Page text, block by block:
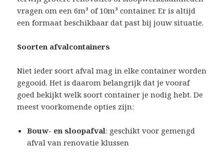
vragen om een 6m³ of 10m³ container. Er is altijd
een formaat beschikbaar dat past bij jouw situatie.
Soorten afvalcontainers
Niet ieder soort afval mag in elke container worden
gegooid. Het is daarom belangrijk dat je vooraf
goed bekijkt welk soort container je nodig hebt. De
meest voorkomende opties zijn:
Bouw- en sloopafval: geschikt voor gemengd
afval van renovatie klussen